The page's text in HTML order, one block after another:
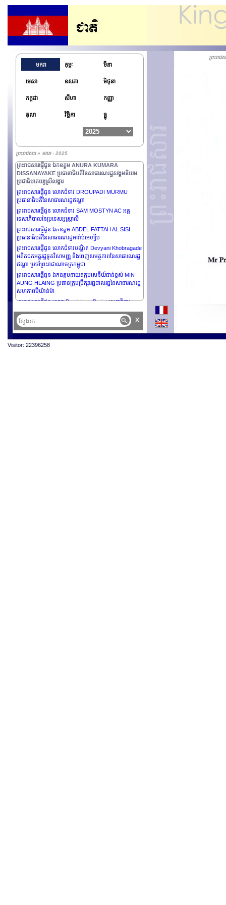
មករា កុម្ភៈ មីនា
មេសា ឧសភា មិថុនា
កក្កដា សីហា កញ្ញា
តុលា វិច្ឆិកា ធ្នូ
ព្រះរាជសារ » មករា - 2025
ព្រះរាជសារផ្ញើជូនលោកជំទាវ CINDY KIRO អគ្គទេសាភិបាល
នៃប្រទេសនូវែលហ្សេឡង់
ព្រះរាជសារផ្ញើជូន ឯកឧត្តម ANURA KUMARA
DISSANAYAKE ប្រធានាធិបតីនៃសាធារណរដ្ឋសង្គមនិយម
ប្រជាធិបតេយ្យស្រីលង្ការ
ព្រះរាជសារផ្ញើជូន លោកជំទាវ DROUPADI MURMU
ប្រធានាធិបតីនៃសាធារណរដ្ឋឥណ្ឌា
ព្រះរាជសារផ្ញើជូន លោកជំទាវ SAM MOSTYN AC អគ្គ
ទេសាភិបាលនៃប្រទេសអូស្រ្តាលី
ព្រះរាជសារផ្ញើជូន ឯកឧត្តម ABDEL FATTAH AL SISI
ប្រធានាធិបតីនៃសាធារណរដ្ឋអារ៉ាប់អេហ្សីប
ព្រះរាជសារផ្ញើជូន លោកជំទាវបណ្ឌិត Devyani Khobragade
អតីតឯកអគ្គរដ្ឋទូតវិសាមញ្ញ និងពេញសមត្ថភាពនៃសាធារណរដ្ឋ
ឥណ្ឌា ប្រចាំព្រះរាជាណាចក្រកម្ពុជា
ព្រះរាជសារផ្ញើជូន ឯកឧត្តមនាយឧត្តមសេនីយ៍ជាន់ខ្ពស់ MIN
AUNG HLAING ប្រធានក្រុមប្រឹក្សារដ្ឋបាលរដ្ឋនៃសាធារណរដ្ឋ
សហភាពមីយ៉ាន់ម៉ា
ព្រះរាជសារផ្ញើជូន លោក Dominique Barjot លេខាធិការ
ព្រះរាជសារផ្ញើជូន ឯកឧត្តម NIKOS
CHRISTODOULIDES ប្រធានាធិបតីនៃសាធារណរដ្ឋស៊ីប
ព្រះរាជសារផ្ញើជូន ឯកឧត្តម MIGUEL DÍAZ-CANEL
BERMÚDEZ ប្រធានាធិបតីនៃសាធារណរដ្ឋគុយបា
ព្រះរាជ
x
Visitor: 22396258